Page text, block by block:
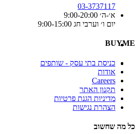
03-3737117
א׳-ה׳ 9:00-20:00
יום ו׳ וערבי חג 9:00-15:00
BUYME
כניסת בתי עסק - שותפים
אודות
Careers
תקנון האתר
מדיניות הגנת פרטיות
הצהרת נגישות
כל מה שחשוב